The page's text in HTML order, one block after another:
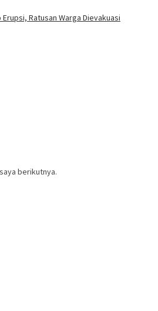
Ratusan Warga Dievakuasi
berikutnya.